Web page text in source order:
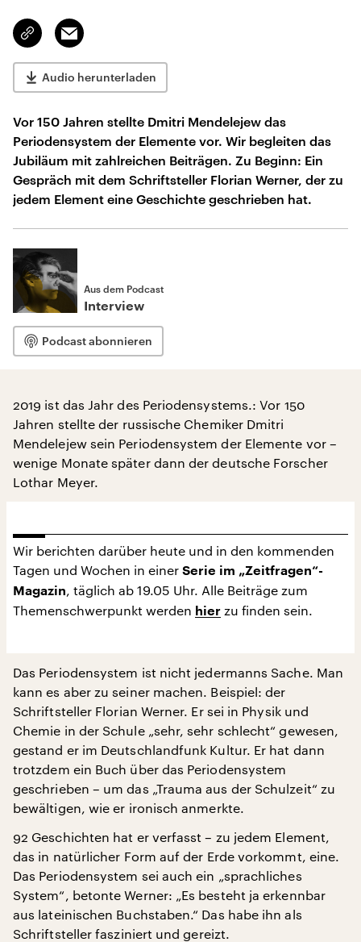
Link
kopieren/teilen
Email
Audio herunterladen
Vor 150 Jahren stellte Dmitri Mendelejew das
Periodensystem der Elemente vor. Wir begleiten das
Jubiläum mit zahlreichen Beiträgen. Zu Beginn: Ein
Gespräch mit dem Schriftsteller Florian Werner, der zu
jedem Element eine Geschichte geschrieben hat.
Aus dem Podcast
Interview
Podcast abonnieren
2019 ist das Jahr des Periodensystems.: Vor 150
Jahren stellte der russische Chemiker Dmitri
Mendelejew sein Periodensystem der Elemente vor –
wenige Monate später dann der deutsche Forscher
Lothar Meyer.
Wir berichten darüber heute und in den kommenden
Tagen und Wochen in einer Serie im „Zeitfragen“-
Magazin, täglich ab 19.05 Uhr. Alle Beiträge zum
Themenschwerpunkt werden hier zu finden sein.
Das Periodensystem ist nicht jedermanns Sache. Man
kann es aber zu seiner machen. Beispiel: der
Schriftsteller Florian Werner. Er sei in Physik und
Chemie in der Schule „sehr, sehr schlecht“ gewesen,
gestand er im Deutschlandfunk Kultur. Er hat dann
trotzdem ein Buch über das Periodensystem
geschrieben – um das „Trauma aus der Schulzeit“ zu
bewältigen, wie er ironisch anmerkte.
92 Geschichten hat er verfasst – zu jedem Element,
das in natürlicher Form auf der Erde vorkommt, eine.
Das Periodensystem sei auch ein „sprachliches
System“, betonte Werner: „Es besteht ja erkennbar
aus lateinischen Buchstaben.“ Das habe ihn als
Schriftsteller fasziniert und gereizt.